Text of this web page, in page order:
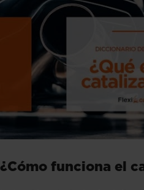
¿Cómo funciona el